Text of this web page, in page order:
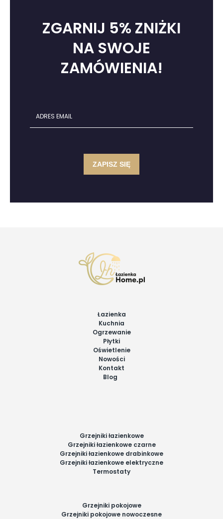
ZGARNIJ 5% ZNIŻKI
NA SWOJE
ZAMÓWIENIA!
Łazienka
Kuchnia
Ogrzewanie
Płytki
Oświetlenie
Nowości
Kontakt
Blog
Grzejniki łazienkowe
Grzejniki łazienkowe czarne
Grzejniki łazienkowe drabinkowe
Grzejniki łazienkowe elektryczne
Termostaty
Grzejniki pokojowe
Grzejniki pokojowe nowoczesne